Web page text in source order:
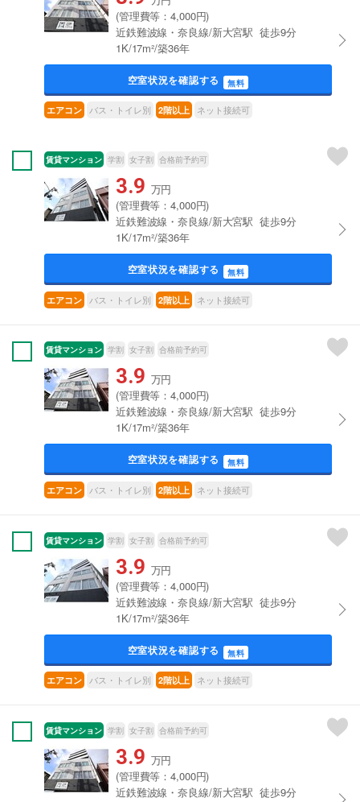
(管理費等：4,000円)
近鉄難波線・奈良線/新大宮駅 徒歩9分
1K/17m²/築36年
空室状況を確認する 無料
エアコン バス・トイレ別 2階以上 ネット接続可
賃貸マンション 学割 女子割 合格前予約可
3.9 万円
(管理費等：4,000円)
近鉄難波線・奈良線/新大宮駅 徒歩9分
1K/17m²/築36年
空室状況を確認する 無料
エアコン バス・トイレ別 2階以上 ネット接続可
賃貸マンション 学割 女子割 合格前予約可
3.9 万円
(管理費等：4,000円)
近鉄難波線・奈良線/新大宮駅 徒歩9分
1K/17m²/築36年
空室状況を確認する 無料
エアコン バス・トイレ別 2階以上 ネット接続可
賃貸マンション 学割 女子割 合格前予約可
3.9 万円
(管理費等：4,000円)
近鉄難波線・奈良線/新大宮駅 徒歩9分
1K/17m²/築36年
空室状況を確認する 無料
エアコン バス・トイレ別 2階以上 ネット接続可
賃貸マンション 学割 女子割 合格前予約可
3.9 万円
(管理費等：4,000円)
近鉄難波線・奈良線/新大宮駅 徒歩9分